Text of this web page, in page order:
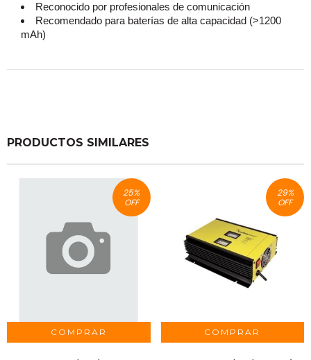
Reconocido por profesionales de comunicación
Recomendado para baterías de alta capacidad (>1200
mAh)
PRODUCTOS SIMILARES
25%
OFF
29%
OFF